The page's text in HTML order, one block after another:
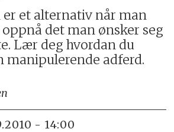
et alternativ når man
det man ønsker seg
Lær deg hvordan du
manipulerende adferd.
- 14:00